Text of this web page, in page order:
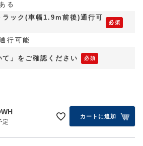
る
ラック(車幅1.9m前後)通行可
行可能
て」をご確認ください
定
カートに追加